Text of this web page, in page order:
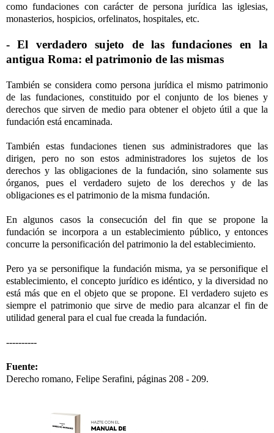
como fundaciones con carácter de persona jurídica las iglesias,
monasterios, hospicios, orfelinatos, hospitales, etc.
- El verdadero sujeto de las fundaciones en la
antigua Roma: el patrimonio de las mismas
También se considera como persona jurídica el mismo patrimonio
de las fundaciones, constituido por el conjunto de los bienes y
derechos que sirven de medio para obtener el objeto útil a que la
fundación está encaminada.
También estas fundaciones tienen sus administradores que las
dirigen, pero no son estos administradores los sujetos de los
derechos y las obligaciones de la fundación, sino solamente sus
órganos, pues el verdadero sujeto de los derechos y de las
obligaciones es el patrimonio de la misma fundación.
En algunos casos la consecución del fin que se propone la
fundación se incorpora a un establecimiento público, y entonces
concurre la personificación del patrimonio la del establecimiento.
Pero ya se personifique la fundación misma, ya se personifique el
establecimiento, el concepto jurídico es idéntico, y la diversidad no
está más que en el objeto que se propone. El verdadero sujeto es
siempre el patrimonio que sirve de medio para alcanzar el fin de
utilidad general para el cual fue creada la fundación.
----------
Fuente:
Derecho romano, Felipe Serafini, páginas 208 - 209.